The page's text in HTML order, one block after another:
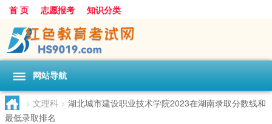
首 页 志愿报考 知识分类
网站导航
> 文理科 > 湖北城市建设职业技术学院2023在湖南录取分数线和
最低录取排名